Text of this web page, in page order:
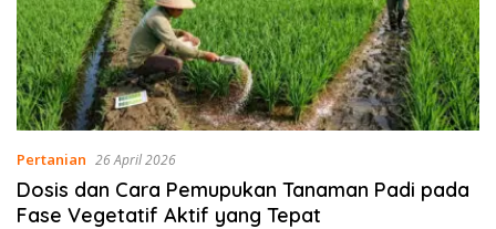
Pertanian 26 April 2026
Dosis dan Cara Pemupukan Tanaman Padi pada
Fase Vegetatif Aktif yang Tepat